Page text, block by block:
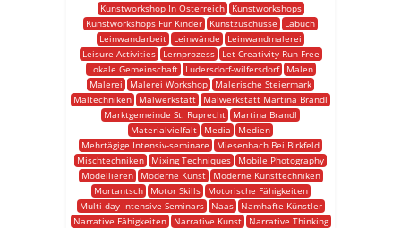
Kunstworkshop In Österreich
Kunstworkshops
Kunstworkshops Für Kinder
Kunstzuschüsse
Labuch
Leinwandarbeit
Leinwände
Leinwandmalerei
Leisure Activities
Lernprozess
Let Creativity Run Free
Lokale Gemeinschaft
Ludersdorf-wilfersdorf
Malen
Malerei
Malerei Workshop
Malerische Steiermark
Maltechniken
Malwerkstatt
Malwerkstatt Martina Brandl
Marktgemeinde St. Ruprecht
Martina Brandl
Materialvielfalt
Media
Medien
Mehrtägige Intensiv-seminare
Miesenbach Bei Birkfeld
Mischtechniken
Mixing Techniques
Mobile Photography
Modellieren
Moderne Kunst
Moderne Kunsttechniken
Mortantsch
Motor Skills
Motorische Fähigkeiten
Multi-day Intensive Seminars
Naas
Namhafte Künstler
Narrative Fähigkeiten
Narrative Kunst
Narrative Thinking